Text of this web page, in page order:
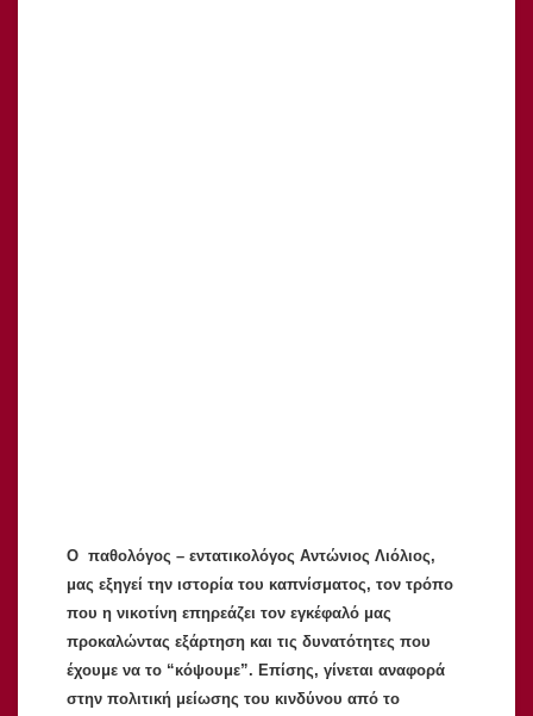
Ο παθολόγος – εντατικολόγος Αντώνιος Λιόλιος,
μας εξηγεί την ιστορία του καπνίσματος, τον τρόπο
που η νικοτίνη επηρεάζει τον εγκέφαλό μας
προκαλώντας εξάρτηση και τις δυνατότητες που
έχουμε να το “κόψουμε”. Επίσης, γίνεται αναφορά
στην πολιτική μείωσης του κινδύνου από το